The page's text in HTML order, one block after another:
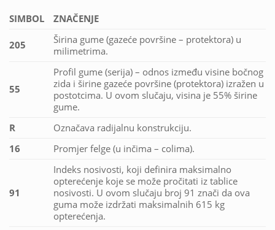
SIMBOL ZNAČENJE
205
Širina gume (gazeće površine – protektora) u
milimetrima.
55
Profil gume (serija) – odnos između visine bočnog
zida i širine gazeće površine (protektora) izražen u
postotcima. U ovom slučaju, visina je 55% širine
gume.
R
Označava radijalnu konstrukciju.
16
Promjer felge (u inčima – colima).
91
Indeks nosivosti, koji definira maksimalno
opterećenje koje se može pročitati iz tablice
nosivosti. U ovom slučaju broj 91 znači da ova
guma može izdržati maksimalnih 615 kg
opterećenja.